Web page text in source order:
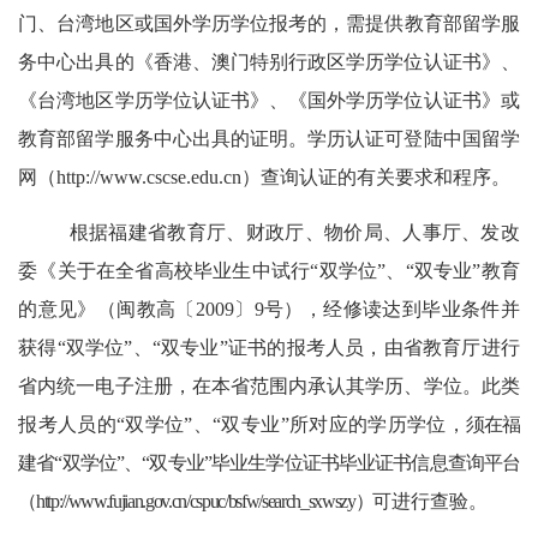
门、台湾地区或国外学历学位报考的，需提供教育部留学服
务中心出具的《香港、澳门特别行政区学历学位认证书》、
《台湾地区学历学位认证书》、《国外学历学位认证书》或
教育部留学服务中心出具的证明。学历认证可登陆中国留学
网（http://www.cscse.edu.cn）查询认证的有关要求和程序。
根据福建省教育厅、财政厅、物价局、人事厅、发改
委《关于在全省高校毕业生中试行“双学位”、“双专业”教育
的意见》（闽教高〔2009〕9号），经修读达到毕业条件并
获得“双学位”、“双专业”证书的报考人员，由省教育厅进行
省内统一电子注册，在本省范围内承认其学历、学位。此类
报考人员的“双学位”、“双专业”所对应的学历学位，须在福
建省“双学位”、“双专业”毕业生学位证书毕业证书信息查询平台
（http://www.fujian.gov.cn/cspuc/bsfw/search_sxwszy） 可进行查验。